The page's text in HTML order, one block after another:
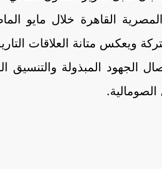
القاهرة خلال مايو
ويعكس متانة العلاقات
الجهود المبذولة